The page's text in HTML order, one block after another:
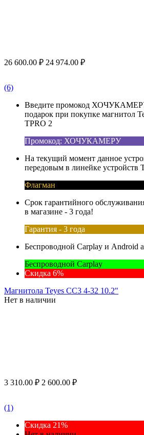
26 600.00 ₽ 24 974.00 ₽
(6)
Введите промокод
подарок при покупке магнитол
TPRO 2
Промокод: ХОЧУКАМЕРУ
На текущий момент данное
передовым в линейке устройств
Флагман
Срок гарантийного
в магазине - 3 года!
Гарантия - 3 года
Беспроводной Carplay и Android
Беспроводной Carplay
Скидка 6%
Магнитола Teyes CC3 4-32 10.2"
Нет в наличии
3 310.00 ₽ 2 600.00 ₽
(1)
Скидка 21%